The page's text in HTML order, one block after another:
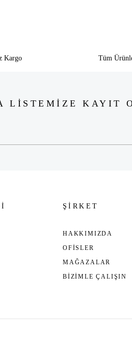
Kargo Tüm
LİSTEMİZE KAYIT
ŞİRKET
HAKKIMIZDA
OFİSLER
MAĞAZALAR
BİZİMLE ÇALIŞIN